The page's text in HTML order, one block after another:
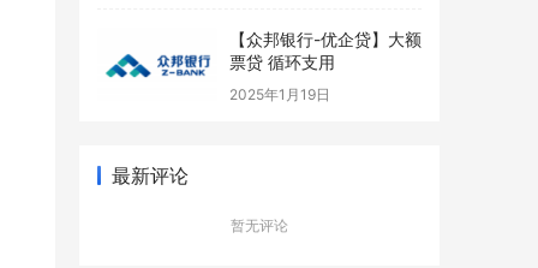
【众邦银行-优企贷】大额
票贷 循环支用
2025年1月19日
最新评论
暂无评论